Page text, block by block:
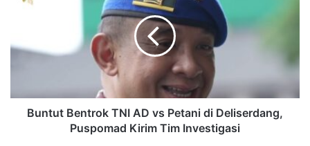
Buntut Bentrok TNI AD vs Petani di Deliserdang,
Puspomad Kirim Tim Investigasi